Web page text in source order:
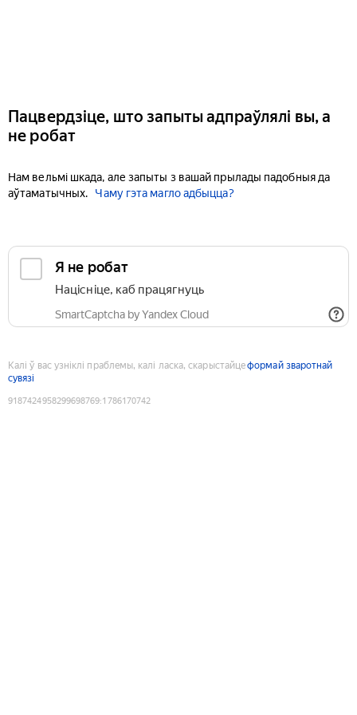
Пацвердзіце, што запыты адпраўлялі вы, а
не робат
Нам вельмі шкада, але запыты з вашай прылады падобныя да
аўтаматычных.
Чаму гэта магло адбыцца?
Я не робат
Націсніце, каб працягнуць
SmartCaptcha by Yandex Cloud
Калі ў вас узніклі праблемы, калі ласка, скарыстайцеформай зваротнай
сувязі
9187424958299698769:1786170742